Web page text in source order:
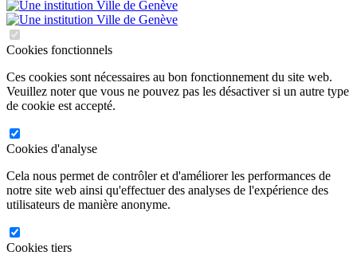
Cookies fonctionnels
Ces cookies sont nécessaires au bon fonctionnement du site web.
Veuillez noter que vous ne pouvez pas les désactiver si un autre type
de cookie est accepté.
Cookies d'analyse
Cela nous permet de contrôler et d'améliorer les performances de
notre site web ainsi qu'effectuer des analyses de l'expérience des
utilisateurs de manière anonyme.
Cookies tiers